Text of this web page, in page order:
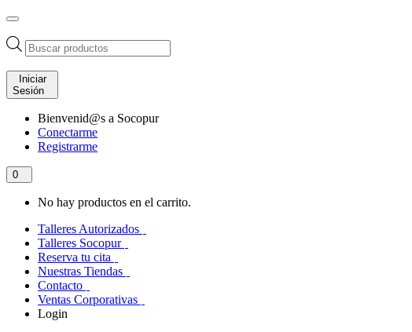
Búsqueda
de
productos
Iniciar
Sesión
Bienvenid@s a Socopur
Conectarme
Registrarme
0
No hay productos en el carrito.
Talleres Autorizados
Talleres Socopur
Reserva tu cita
Nuestras Tiendas
Contacto
Ventas Corporativas
Login